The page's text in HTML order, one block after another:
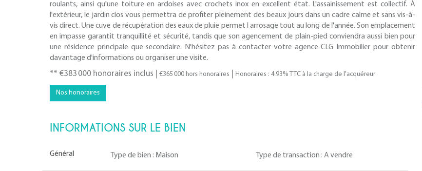
roulants, ainsi qu'une toiture en ardoises avec crochets inox en excellent état. L'assainissement est collectif. À
l'extérieur, le jardin clos vous permettra de profiter pleinement des beaux jours dans un cadre calme et sans vis-à-
vis direct. Une cuve de récupération des eaux de pluie permet l arrosage tout au long de l'année. Son emplacement
en impasse garantit tranquillité et sécurité, tandis que son agencement de plain-pied conviendra aussi bien pour
une résidence principale que secondaire. N'hésitez pas à contacter votre agence CLG Immobilier pour obtenir
davantage d'informations ou organiser une visite.
** €383 000 honoraires inclus €365 000 hors honoraires Honoraires : 4.93% TTC à la charge de l'acquéreur
Nos honoraires
INFORMATIONS SUR LE BIEN
Général Type de bien : Maison Type de transaction : A vendre